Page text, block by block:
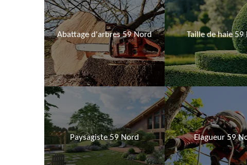
Abattage d'arbres 59 Nord Taille de haie 59
Paysagiste 59 Nord Elagueur 59